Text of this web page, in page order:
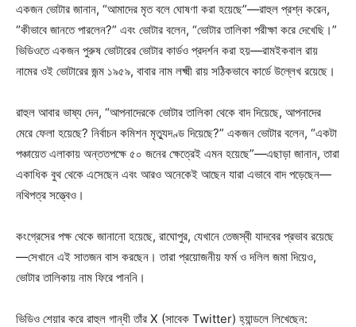
একজন ভোটার জানান, “আমাদের মৃত বলে ঘোষণা করা হয়েছে”—রাহুল প্রশ্ন করেন,
“কীভাবে জানতে পারলেন?” এবং ভোটার বলেন, “ভোটার তালিকা পরীক্ষা করে দেখেছি।”
ভিডিওতে একজন পুরুষ ভোটারের ভোটার কার্ডও প্রদর্শন করা হয়—রামইকবাল রায়
নামের ওই ভোটারের জন্ম ১৯৫৯, বাবার নাম লক্ষ্মী রায় সঠিকভাবে কার্ডে উল্লেখ রয়েছে।
রাহুল আবার ভাষ্য দেন, “আপনাদেরকে ভোটার তালিকা থেকে বাদ দিয়েছে, আপনাদের
মেরে ফেলা হয়েছে? নির্বাচন কমিশন মৃত্যুদণ্ড দিয়েছে?” একজন ভোটার বলেন, “একটা
পঞ্চায়েত এলাকায় অন্ততপক্ষে ৫০ জনের ক্ষেত্রেই এমন হয়েছে”—এছাড়া জানান, তারা
একাধিক বুথ থেকে এসেছেন এবং আরও অনেকেই আছেন যারা এভাবে বাদ পড়েছেন—
নথিপত্র সত্ত্বেও।
কংগ্রেসের পক্ষ থেকে জানানো হয়েছে, রাঘোপুর, যেখানে তেজস্বী যাদবের প্রভাব রয়েছে
—সেখানে এই সাতজন বাস করছেন। তারা প্রয়োজনীয় ফর্ম ও দলিল জমা দিয়েও,
ভোটার তালিকায় নাম ফিরে পাননি।
ভিডিও শেয়ার করে রাহুল গান্ধী তাঁর X (সাবেক Twitter) হ্যান্ডলে লিখেছেন: